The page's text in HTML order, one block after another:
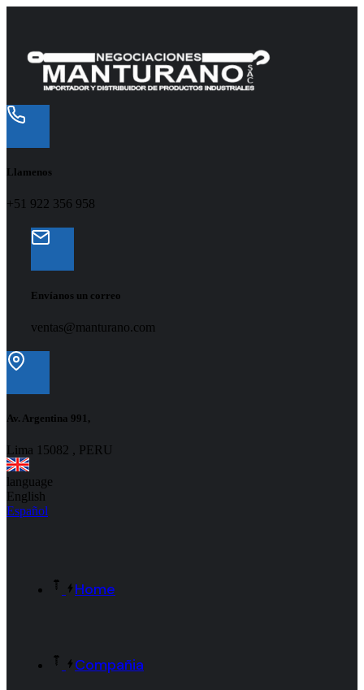
Llamenos
+51 922 356 958
Envíanos un correo
ventas@manturano.com
Av. Argentina 991,
Lima 15082 , PERU
language
English
Español
Home
Compañia